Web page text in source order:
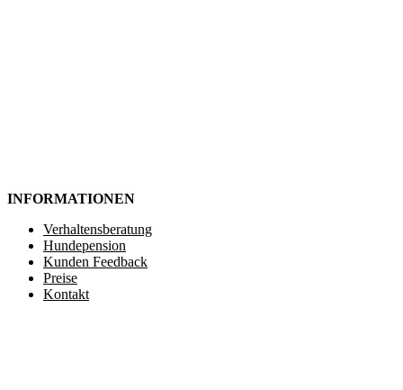
INFORMATIONEN
Verhaltensberatung
Hundepension
Kunden Feedback
Preise
Kontakt